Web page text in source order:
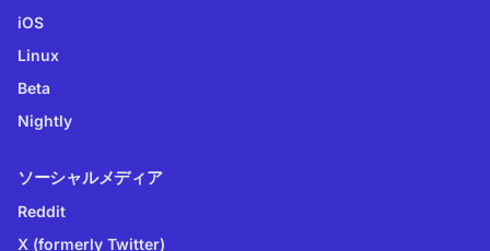
iOS
Linux
Beta
Nightly
ソーシャルメディア
Reddit
X (formerly Twitter)